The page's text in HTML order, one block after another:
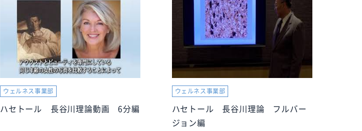
ウェルネス事業部
ハセトール 長谷川理論動画 6分編
ウェルネス事業部
ハセトール 長谷川理論 フルバー
ジョン編